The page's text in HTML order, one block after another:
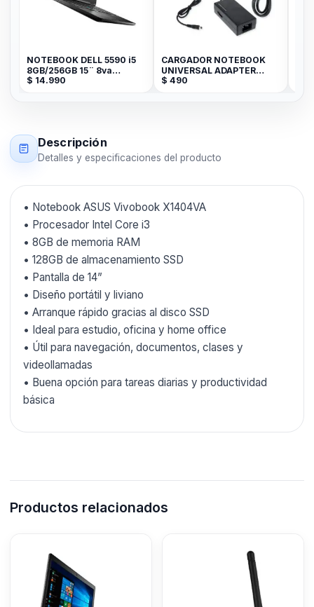
NOTEBOOK DELL 5590 i5
8GB/256GB 15¨ 8va
GENERACION
14.990
CARGADOR NOTEBOOK
UNIVERSAL ADAPTER
AC/DC 8 FIL SY-96W
490
Descripción
Detalles y especificaciones del producto
• Notebook ASUS Vivobook X1404VA
• Procesador Intel Core i3
• 8GB de memoria RAM
• 128GB de almacenamiento SSD
• Pantalla de 14”
• Diseño portátil y liviano
• Arranque rápido gracias al disco SSD
• Ideal para estudio, oficina y home office
• Útil para navegación, documentos, clases y
videollamadas
• Buena opción para tareas diarias y productividad
básica
Productos relacionados